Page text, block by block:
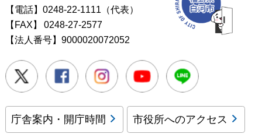
【電話】0248-22-1111（代表）
【FAX】
0248-27-2577
【法人番号】9000020072052
Twitter FacebookInstagramYoutube
庁舎案内・開庁時間 市役所へのアクセス